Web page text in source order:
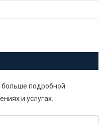
больше подробной
и услугах.